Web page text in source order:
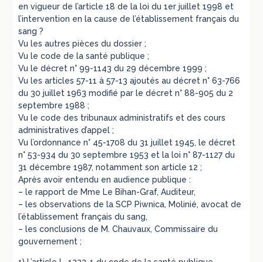
en vigueur de l’article 18 de la loi du 1er juillet 1998 et
l’intervention en la cause de l’établissement français du
sang ?
Vu les autres pièces du dossier ;
Vu le code de la santé publique ;
Vu le décret n° 99-1143 du 29 décembre 1999 ;
Vu les articles 57-11 à 57-13 ajoutés au décret n° 63-766
du 30 juillet 1963 modifié par le décret n° 88-905 du 2
septembre 1988 ;
Vu le code des tribunaux administratifs et des cours
administratives d’appel ;
Vu l’ordonnance n° 45-1708 du 31 juillet 1945, le décret
n° 53-934 du 30 septembre 1953 et la loi n° 87-1127 du
31 décembre 1987, notamment son article 12 ;
Après avoir entendu en audience publique :
– le rapport de Mme Le Bihan-Graf, Auditeur,
– les observations de la SCP Piwnica, Molinié, avocat de
l’établissement français du sang,
– les conclusions de M. Chauvaux, Commissaire du
gouvernement ;